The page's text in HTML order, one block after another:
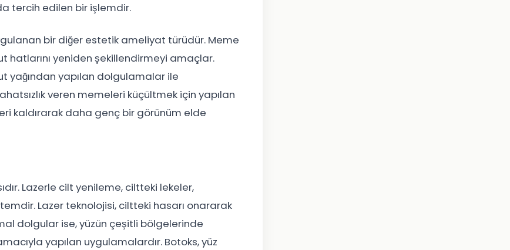
tercih edilen bir işlemdir.
bir diğer estetik ameliyat türüdür. Meme
hatlarını yeniden şekillendirmeyi amaçlar.
yağından yapılan dolgulamalar ile
veren memeleri küçültmek için yapılan
kaldırarak daha genç bir görünüm elde
Lazerle cilt yenileme, ciltteki lekeler,
Lazer teknolojisi, ciltteki hasarı onararak
dolgular ise, yüzün çeşitli bölgelerinde
yapılan uygulamalardır. Botoks, yüz